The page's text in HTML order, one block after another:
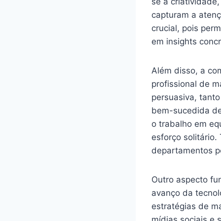
capturam a
crucial, pois
em insights
Além disso, a
profissional de
persuasiva,
bem-sucedida
o trabalho em
esforço solitário.
departamentos
Outro aspecto
avanço da
estratégias de